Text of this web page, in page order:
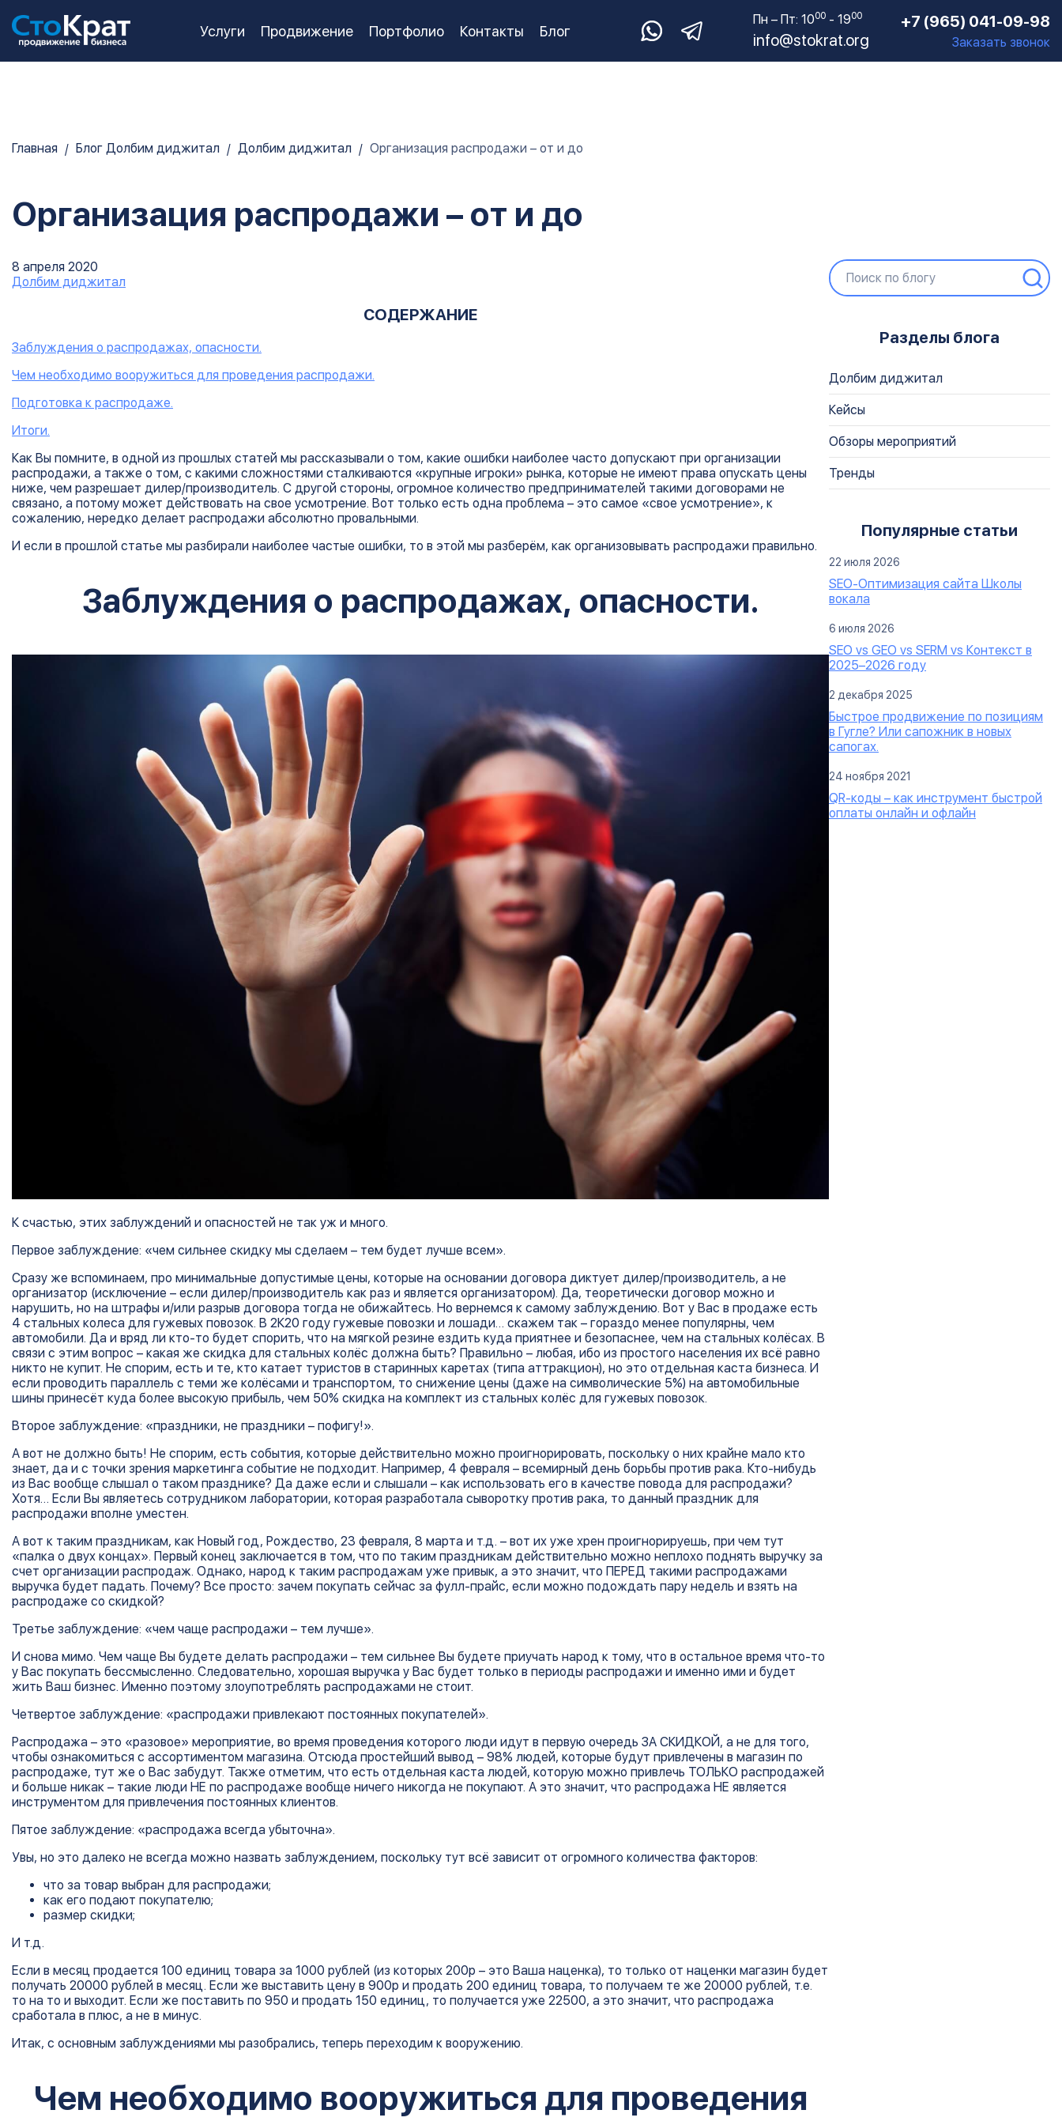
Услуги Продвижение Портфолио Контакты Блог
Пн – Пт: 1000 - 1900
info@stokrat.org
+7 (965) 041-09-98
Заказать звонок
Главная Блог Долбим диджитал Долбим диджитал Организация распродажи – от и до
Организация распродажи – от и до
8 апреля 2020
Долбим диджитал
СОДЕРЖАНИЕ
Заблуждения о распродажах, опасности.
Чем необходимо вооружиться для проведения распродажи.
Подготовка к распродаже.
Итоги.
Как Вы помните, в одной из прошлых статей мы рассказывали о том, какие ошибки наиболее часто допускают при организации
распродажи, а также о том, с какими сложностями сталкиваются «крупные игроки» рынка, которые не имеют права опускать цены
ниже, чем разрешает дилер/производитель. С другой стороны, огромное количество предпринимателей такими договорами не
связано, а потому может действовать на свое усмотрение. Вот только есть одна проблема – это самое «свое усмотрение», к
сожалению, нередко делает распродажи абсолютно провальными.
И если в прошлой статье мы разбирали наиболее частые ошибки, то в этой мы разберём, как организовывать распродажи правильно.
Заблуждения о распродажах, опасности.
К счастью, этих заблуждений и опасностей не так уж и много.
Первое заблуждение: «чем сильнее скидку мы сделаем – тем будет лучше всем».
Сразу же вспоминаем, про минимальные допустимые цены, которые на основании договора диктует дилер/производитель, а не
организатор (исключение – если дилер/производитель как раз и является организатором). Да, теоретически договор можно и
нарушить, но на штрафы и/или разрыв договора тогда не обижайтесь. Но вернемся к самому заблуждению. Вот у Вас в продаже есть
4 стальных колеса для гужевых повозок. В 2К20 году гужевые повозки и лошади… скажем так – гораздо менее популярны, чем
автомобили. Да и вряд ли кто-то будет спорить, что на мягкой резине ездить куда приятнее и безопаснее, чем на стальных колёсах. В
связи с этим вопрос – какая же скидка для стальных колёс должна быть? Правильно – любая, ибо из простого населения их всё равно
никто не купит. Не спорим, есть и те, кто катает туристов в старинных каретах (типа аттракцион), но это отдельная каста бизнеса. И
если проводить параллель с теми же колёсами и транспортом, то снижение цены (даже на символические 5%) на автомобильные
шины принесёт куда более высокую прибыль, чем 50% скидка на комплект из стальных колёс для гужевых повозок.
Второе заблуждение: «праздники, не праздники – пофигу!».
А вот не должно быть! Не спорим, есть события, которые действительно можно проигнорировать, поскольку о них крайне мало кто
знает, да и с точки зрения маркетинга событие не подходит. Например, 4 февраля – всемирный день борьбы против рака. Кто-нибудь
из Вас вообще слышал о таком празднике? Да даже если и слышали – как использовать его в качестве повода для распродажи?
Хотя… Если Вы являетесь сотрудником лаборатории, которая разработала сыворотку против рака, то данный праздник для
распродажи вполне уместен.
А вот к таким праздникам, как Новый год, Рождество, 23 февраля, 8 марта и т.д. – вот их уже хрен проигнорируешь, при чем тут
«палка о двух концах». Первый конец заключается в том, что по таким праздникам действительно можно неплохо поднять выручку за
счет организации распродаж. Однако, народ к таким распродажам уже привык, а это значит, что ПЕРЕД такими распродажами
выручка будет падать. Почему? Все просто: зачем покупать сейчас за фулл-прайс, если можно подождать пару недель и взять на
распродаже со скидкой?
Третье заблуждение: «чем чаще распродажи – тем лучше».
И снова мимо. Чем чаще Вы будете делать распродажи – тем сильнее Вы будете приучать народ к тому, что в остальное время что-то
у Вас покупать бессмысленно. Следовательно, хорошая выручка у Вас будет только в периоды распродажи и именно ими и будет
жить Ваш бизнес. Именно поэтому злоупотреблять распродажами не стоит.
Четвертое заблуждение: «распродажи привлекают постоянных покупателей».
Распродажа – это «разовое» мероприятие, во время проведения которого люди идут в первую очередь ЗА СКИДКОЙ, а не для того,
чтобы ознакомиться с ассортиментом магазина. Отсюда простейший вывод – 98% людей, которые будут привлечены в магазин по
распродаже, тут же о Вас забудут. Также отметим, что есть отдельная каста людей, которую можно привлечь ТОЛЬКО распродажей
и больше никак – такие люди НЕ по распродаже вообще ничего никогда не покупают. А это значит, что распродажа НЕ является
инструментом для привлечения постоянных клиентов.
Пятое заблуждение: «распродажа всегда убыточна».
Увы, но это далеко не всегда можно назвать заблуждением, поскольку тут всё зависит от огромного количества факторов:
что за товар выбран для распродажи;
как его подают покупателю;
размер скидки;
И т.д.
Если в месяц продается 100 единиц товара за 1000 рублей (из которых 200р – это Ваша наценка), то только от наценки магазин будет
получать 20000 рублей в месяц. Если же выставить цену в 900р и продать 200 единиц товара, то получаем те же 20000 рублей, т.е.
то на то и выходит. Если же поставить по 950 и продать 150 единиц, то получается уже 22500, а это значит, что распродажа
сработала в плюс, а не в минус.
Итак, с основным заблуждениями мы разобрались, теперь переходим к вооружению.
Чем необходимо вооружиться для проведения
Разделы блога
Долбим диджитал
Кейсы
Обзоры мероприятий
Тренды
Популярные статьи
22 июля 2026
SEO-Оптимизация сайта Школы
вокала
6 июля 2026
SEO vs GEO vs SERM vs Контекст в
2025–2026 году
2 декабря 2025
Быстрое продвижение по позициям
в Гугле? Или сапожник в новых
сапогах.
24 ноября 2021
QR-коды – как инструмент быстрой
оплаты онлайн и офлайн